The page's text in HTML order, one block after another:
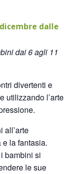
dalle
dai 6 agli 11
divertenti e
utilizzando l’arte
all’arte
la fantasia.
i bambini si
le sue